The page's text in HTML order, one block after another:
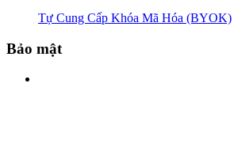
Tự Cung Cấp Khóa Mã Hóa (BYOK)
Bảo mật